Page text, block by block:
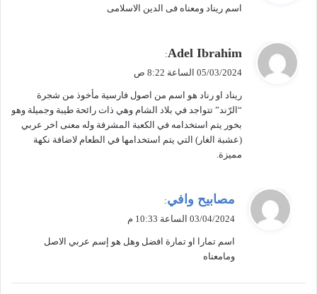
ل
اسم ريناد ومعناه فى الدين الاسلامى
ي
ل
Adel Ibrahim
:
05/03/2024 الساعة 8:22 ص
ريناد او رناد هو اسم من اصول فارسية مأخوذ من شجرة
“الرّند” تتواجد في بلاد الشام وهي ذات رائحة طيبة وجميلة وهو
بخور يتم استخدامه في الكعبة المشرفة وله معنى اخر عربي
(عشبة الغار) التي يتم استخدامها في الطعام لاضافة نكهة
مميزة.
ل
مصابيح وافي:
03/04/2024 الساعة 10:33 م
اسم تمارا او تمارة افضل وهل هو إسم عربي الاصل
ومامعناه